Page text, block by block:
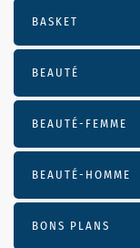
BASKET
BEAUTÉ
BEAUTÉ-FEMME
BEAUTÉ-HOMME
BONS PLANS